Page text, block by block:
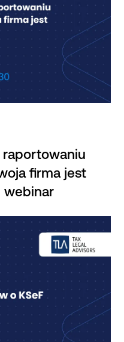
raportowaniu
firma jest
webinar